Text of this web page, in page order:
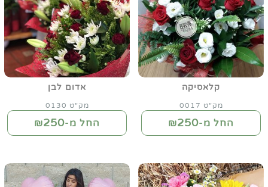
קלאסיקה
מק"ט 0017
החל מ-₪250
אדום לבן
מק"ט 0130
החל מ-₪250